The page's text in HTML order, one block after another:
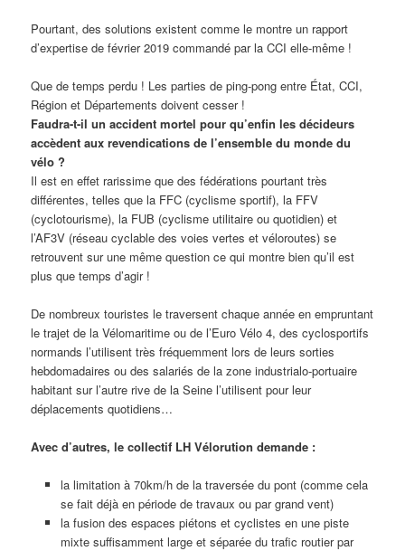
Pourtant, des solutions existent comme le montre un rapport
d’expertise de février 2019 commandé par la CCI elle-même !
Que de temps perdu ! Les parties de ping-pong entre État, CCI,
Région et Départements doivent cesser !
Faudra-t-il un accident mortel pour qu’enfin les décideurs
accèdent aux revendications de l’ensemble du monde du
vélo ?
Il est en effet rarissime que des fédérations pourtant très
différentes, telles que la FFC (cyclisme sportif), la FFV
(cyclotourisme), la FUB (cyclisme utilitaire ou quotidien) et
l’AF3V (réseau cyclable des voies vertes et véloroutes) se
retrouvent sur une même question ce qui montre bien qu’il est
plus que temps d’agir !
De nombreux touristes le traversent chaque année en empruntant
le trajet de la Vélomaritime ou de l’Euro Vélo 4, des cyclosportifs
normands l’utilisent très fréquemment lors de leurs sorties
hebdomadaires ou des salariés de la zone industrialo-portuaire
habitant sur l’autre rive de la Seine l’utilisent pour leur
déplacements quotidiens…
Avec d’autres, le collectif LH Vélorution demande :
la limitation à 70km/h de la traversée du pont (comme cela
se fait déjà en période de travaux ou par grand vent)
la fusion des espaces piétons et cyclistes en une piste
mixte suffisamment large et séparée du trafic routier par